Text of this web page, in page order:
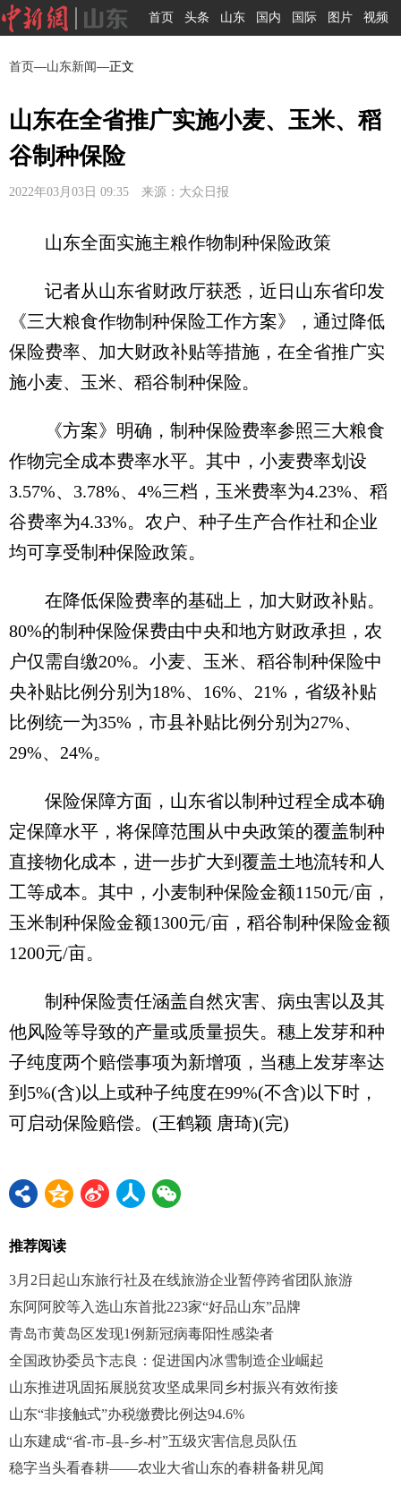
首页 头条 山东 国内 国际 图片 视频
首页—山东新闻—正文
山东在全省推广实施小麦、玉米、稻
谷制种保险
2022年03月03日 09:35 来源：大众日报
山东全面实施主粮作物制种保险政策
记者从山东省财政厅获悉，近日山东省印发
《三大粮食作物制种保险工作方案》，通过降低
保险费率、加大财政补贴等措施，在全省推广实
施小麦、玉米、稻谷制种保险。
《方案》明确，制种保险费率参照三大粮食
作物完全成本费率水平。其中，小麦费率划设
3.57%、3.78%、4%三档，玉米费率为4.23%、稻
谷费率为4.33%。农户、种子生产合作社和企业
均可享受制种保险政策。
在降低保险费率的基础上，加大财政补贴。
80%的制种保险保费由中央和地方财政承担，农
户仅需自缴20%。小麦、玉米、稻谷制种保险中
央补贴比例分别为18%、16%、21%，省级补贴
比例统一为35%，市县补贴比例分别为27%、
29%、24%。
保险保障方面，山东省以制种过程全成本确
定保障水平，将保障范围从中央政策的覆盖制种
直接物化成本，进一步扩大到覆盖土地流转和人
工等成本。其中，小麦制种保险金额1150元/亩，
玉米制种保险金额1300元/亩，稻谷制种保险金额
1200元/亩。
制种保险责任涵盖自然灾害、病虫害以及其
他风险等导致的产量或质量损失。穗上发芽和种
子纯度两个赔偿事项为新增项，当穗上发芽率达
到5%(含)以上或种子纯度在99%(不含)以下时，
可启动保险赔偿。(王鹤颖 唐琦)(完)
推荐阅读
3月2日起山东旅行社及在线旅游企业暂停跨省团队旅游
东阿阿胶等入选山东首批223家“好品山东”品牌
青岛市黄岛区发现1例新冠病毒阳性感染者
全国政协委员卞志良：促进国内冰雪制造企业崛起
山东推进巩固拓展脱贫攻坚成果同乡村振兴有效衔接
山东“非接触式”办税缴费比例达94.6%
山东建成“省-市-县-乡-村”五级灾害信息员队伍
稳字当头看春耕——农业大省山东的春耕备耕见闻